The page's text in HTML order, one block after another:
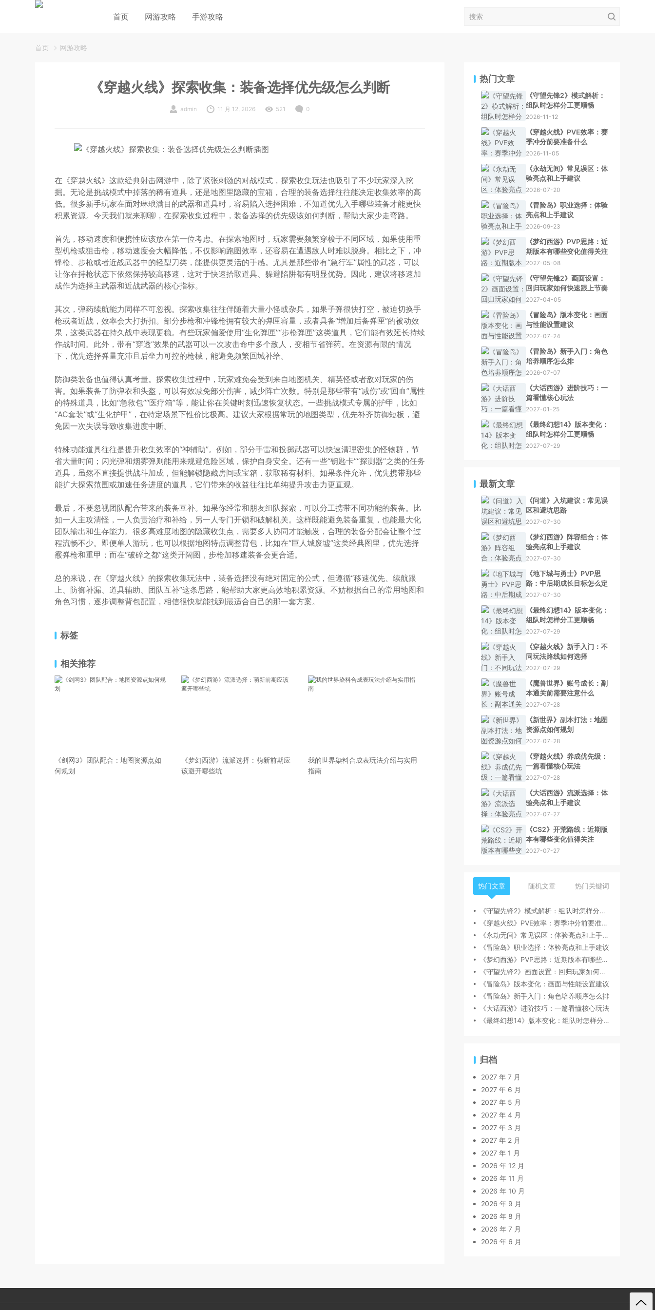
首页 网游攻略 手游攻略
首页 网游攻略
《穿越火线》探索收集：装备选择优先级怎么判断
admin 11 月 12, 2026 521 0
在《穿越火线》这款经典射击网游中，除了紧张刺激的对战模式，探索收集玩法也吸引了不少玩家深入挖
掘。无论是挑战模式中掉落的稀有道具，还是地图里隐藏的宝箱，合理的装备选择往往能决定收集效率的高
低。很多新手玩家在面对琳琅满目的武器和道具时，容易陷入选择困难，不知道优先入手哪些装备才能更快
积累资源。今天我们就来聊聊，在探索收集过程中，装备选择的优先级该如何判断，帮助大家少走弯路。
首先，移动速度和便携性应该放在第一位考虑。在探索地图时，玩家需要频繁穿梭于不同区域，如果使用重
型机枪或狙击枪，移动速度会大幅降低，不仅影响跑图效率，还容易在遭遇敌人时难以脱身。相比之下，冲
锋枪、步枪或者近战武器中的轻型刀类，能提供更灵活的手感。尤其是那些带有“急行军”属性的武器，可以
让你在持枪状态下依然保持较高移速，这对于快速拾取道具、躲避陷阱都有明显优势。因此，建议将移速加
成作为选择主武器和近战武器的核心指标。
其次，弹药续航能力同样不可忽视。探索收集往往伴随着大量小怪或杂兵，如果子弹很快打空，被迫切换手
枪或者近战，效率会大打折扣。部分步枪和冲锋枪拥有较大的弹匣容量，或者具备“增加后备弹匣”的被动效
果，这类武器在持久战中表现更稳。有些玩家偏爱使用“生化弹匣”“步枪弹匣”这类道具，它们能有效延长持续
作战时间。此外，带有“穿透”效果的武器可以一次攻击命中多个敌人，变相节省弹药。在资源有限的情况
下，优先选择弹量充沛且后坐力可控的枪械，能避免频繁回城补给。
防御类装备也值得认真考量。探索收集过程中，玩家难免会受到来自地图机关、精英怪或者敌对玩家的伤
害。如果装备了防弹衣和头盔，可以有效减免部分伤害，减少阵亡次数。特别是那些带有“减伤”或“回血”属性
的特殊道具，比如“急救包”“医疗箱”等，能让你在关键时刻迅速恢复状态。一些挑战模式专属的护甲，比如
“AC套装”或“生化护甲”，在特定场景下性价比极高。建议大家根据常玩的地图类型，优先补齐防御短板，避
免因一次失误导致收集进度中断。
特殊功能道具往往是提升收集效率的“神辅助”。例如，部分手雷和投掷武器可以快速清理密集的怪物群，节
省大量时间；闪光弹和烟雾弹则能用来规避危险区域，保护自身安全。还有一些“钥匙卡”“探测器”之类的任务
道具，虽然不直接提供战斗加成，但能解锁隐藏房间或宝箱，获取稀有材料。如果条件允许，优先携带那些
能扩大探索范围或加速任务进度的道具，它们带来的收益往往比单纯提升攻击力更直观。
最后，不要忽视团队配合带来的装备互补。如果你经常和朋友组队探索，可以分工携带不同功能的装备。比
如一人主攻清怪，一人负责治疗和补给，另一人专门开锁和破解机关。这样既能避免装备重复，也能最大化
团队输出和生存能力。很多高难度地图的隐藏收集点，需要多人协同才能触发，合理的装备分配会让整个过
程流畅不少。即便单人游玩，也可以根据地图特点调整背包，比如在“巨人城废墟”这类经典图里，优先选择
霰弹枪和重甲；而在“破碎之都”这类开阔图，步枪加移速装备会更合适。
总的来说，在《穿越火线》的探索收集玩法中，装备选择没有绝对固定的公式，但遵循“移速优先、续航跟
上、防御补漏、道具辅助、团队互补”这条思路，能帮助大家更高效地积累资源。不妨根据自己的常用地图和
角色习惯，逐步调整背包配置，相信很快就能找到最适合自己的那一套方案。
标签
相关推荐
《剑网3》团队配合：地图资源点如
何规划
《梦幻西游》流派选择：萌新前期应
该避开哪些坑
我的世界染料合成表玩法介绍与实用
指南
热门文章
《守望先锋2》模式解析：
组队时怎样分工更顺畅
2026-11-12
《穿越火线》PVE效率：赛
季冲分前要准备什么
2026-11-05
《永劫无间》常见误区：体
验亮点和上手建议
2026-07-20
《冒险岛》职业选择：体验
亮点和上手建议
2026-09-23
《梦幻西游》PVP思路：近
期版本有哪些变化值得关注
2027-05-08
《守望先锋2》画面设置：
回归玩家如何快速跟上节奏
2027-04-05
《冒险岛》版本变化：画面
与性能设置建议
2027-07-24
《冒险岛》新手入门：角色
培养顺序怎么排
2026-07-07
《大话西游》进阶技巧：一
篇看懂核心玩法
2027-01-25
《最终幻想14》版本变化：
组队时怎样分工更顺畅
2027-07-29
最新文章
《问道》入坑建议：常见误
区和避坑思路
2027-07-30
《梦幻西游》阵容组合：体
验亮点和上手建议
2027-07-30
《地下城与勇士》PVP思
路：中后期成长目标怎么定
2027-07-30
《最终幻想14》版本变化：
组队时怎样分工更顺畅
2027-07-29
《穿越火线》新手入门：不
同玩法路线如何选择
2027-07-29
《魔兽世界》账号成长：副
本通关前需要注意什么
2027-07-28
《新世界》副本打法：地图
资源点如何规划
2027-07-28
《穿越火线》养成优先级：
一篇看懂核心玩法
2027-07-28
《大话西游》流派选择：体
验亮点和上手建议
2027-07-27
《CS2》开荒路线：近期版
本有哪些变化值得关注
2027-07-27
热门文章 随机文章 热门关键词
《守望先锋2》模式解析：组队时怎样分工更顺畅
《穿越火线》PVE效率：赛季冲分前要准备什么
《永劫无间》常见误区：体验亮点和上手建议
《冒险岛》职业选择：体验亮点和上手建议
《梦幻西游》PVP思路：近期版本有哪些变化值得关注
《守望先锋2》画面设置：回归玩家如何快速跟上节奏
《冒险岛》版本变化：画面与性能设置建议
《冒险岛》新手入门：角色培养顺序怎么排
《大话西游》进阶技巧：一篇看懂核心玩法
《最终幻想14》版本变化：组队时怎样分工更顺畅
归档
2027 年 7 月
2027 年 6 月
2027 年 5 月
2027 年 4 月
2027 年 3 月
2027 年 2 月
2027 年 1 月
2026 年 12 月
2026 年 11 月
2026 年 10 月
2026 年 9 月
2026 年 8 月
2026 年 7 月
2026 年 6 月